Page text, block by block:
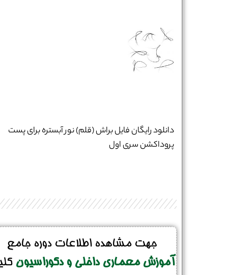
دانلود رایگان فایل براش (قلم) نور آبستره برای پست
پروداکشن سری اول
جهت مشاهده اطلاعات دوره جامع
آموزش معماری داخلی و دکوراسیون
شماره واتس‌اپ : *